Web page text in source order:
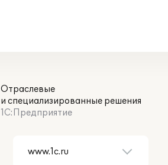
Отраслевые
и специализированные решения
1С:Предприятие